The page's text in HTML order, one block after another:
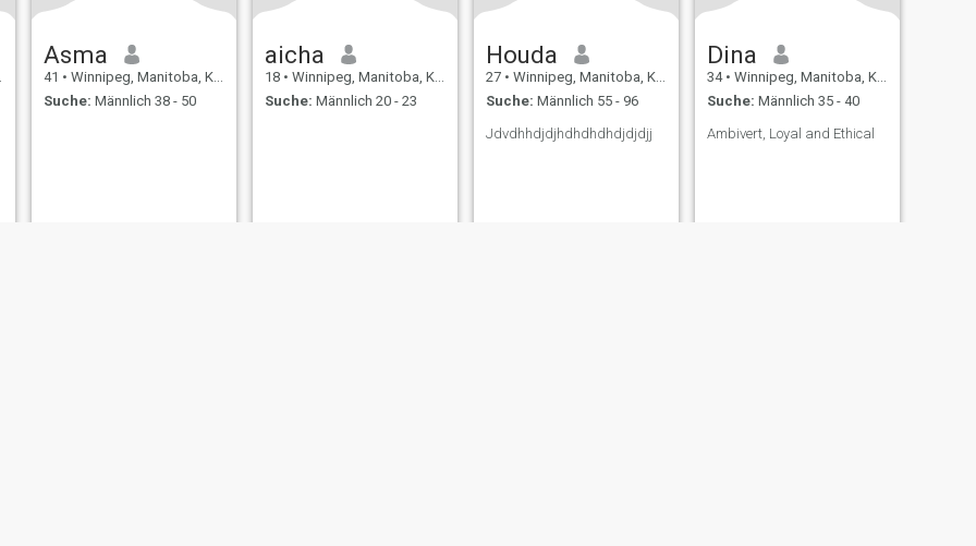
Asma
41 • Winnipeg, Manitoba, Kanada
Suche: Männlich 38 - 50
aicha
18 • Winnipeg, Manitoba, Kanada
Suche: Männlich 20 - 23
Houda
27 • Winnipeg, Manitoba, Kanada
Suche: Männlich 55 - 96
Jdvdhhdjdjhdhdhdhdjdjdjj
Dina
34 • Winnipeg, Manitoba, Kanada
Suche: Männlich 35 - 40
Ambivert, Loyal and Ethical